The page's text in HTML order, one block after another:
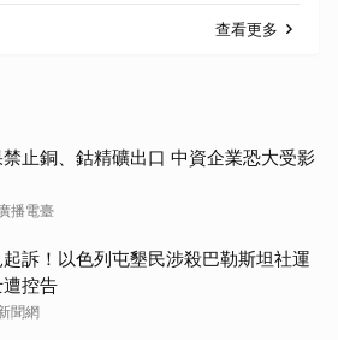
查看更多
禁止銅、鈷精礦出口 中資企業恐大受影
播電臺
訴！以色列屯墾民涉殺巴勒斯坦社運
遭控告
聞網